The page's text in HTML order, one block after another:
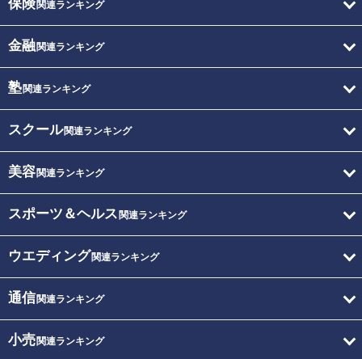
保険関連ランキング
金融関連ランキング
塾関連ランキング
スクール関連ランキング
美容関連ランキング
スポーツ＆ヘルス 関連ランキング
ウエディング関連ランキング
通信関連ランキング
小売関連ランキング